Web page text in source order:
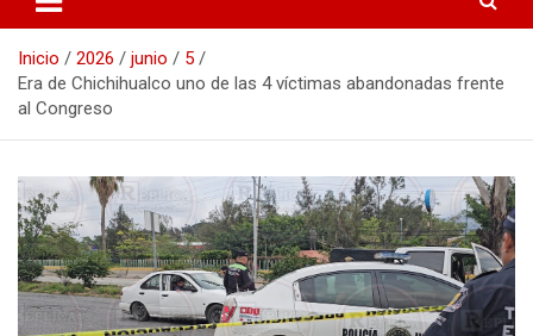
Inicio 2026 junio
5
Era de Chichihualco uno de las 4 víctimas abandonadas frente
al Congreso